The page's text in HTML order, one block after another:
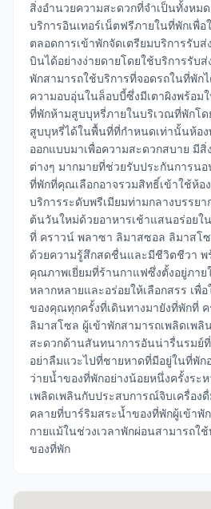
สิ่งอำนวยความสะดวกที่จำเป็นทั้งหม
บริการอินเทอร์เน็ตฟรีภายในที่พักเพื่
ตลอดการเข้าพักจัดเตรียมบริการรับ
บินได้อย่างง่ายดายโดยใช้บริการรับ
พักสามารถใช้บริการที่จอดรถในที่พัก
ความอบอุ่นในล็อบบี้ซึ่งมีเตาผิงพร้อม
ที่พักห้ามสูบบุหรี่ภายในบริเวณที่พักโ
สูบบุหรี่ได้ในพื้นที่ที่กำหนดเท่านั้นห้อง
ออกแบบมาเพื่อความสะดวกสบาย มี
ต่างๆ มากมายที่ช่วยรับประกันการน
ที่พักที่คุณเลือกอาจรวมสิทธิ์เข้าใช้ห้อ
บริการระดับพรีเมียมท่ามกลางบรรย
ต้นวันใหม่ด้วยอาหารเช้าแสนอร่อยใ
ที่ คราวน์ พลาซา ลิมาสซอล ลิมาสโ
ด้วยความรู้สึกสดชื่นและมีชีวิตชีวา พ
คุณภาพเยี่ยมที่ร้านกาแฟซึ่งตั้งอยู่ภาย
หลากหลายและอร่อยให้เลือกสรร เพื่
ของคุณทุกครั้งที่เดินทางมายังที่พักที่
ลิมาสโซล ผู้เข้าพักสามารถเพลิดเพลิ
สะดวกด้านสันทนาการอันน่ารื่นรมย์ที่
อย่าลืมแวะไปที่ชายหาดที่มีอยู่ในที่พัก
ว่ายน้ำของที่พักอย่างน้อยหนึ่งครั้งระ
เพลิดเพลินกับประสบการณ์จิบเครื่อง
คลายที่บาร์ริมสระน้ำของที่พักผู้เข้าพั
กายแม้ในช่วงเวลาพักผ่อนสามารถใ
ของที่พัก